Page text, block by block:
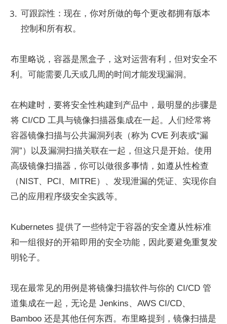
可跟踪性：现在，你对所做的每个更改都拥有版本
控制和所有权。
布里略说，容器是黑盒子，这对运营有利，但对安全不
利。可能需要几天或几周的时间才能发现漏洞。
在构建时，要将安全性构建到产品中，最明显的步骤是
将 CI/CD 工具与镜像扫描器集成在一起。人们经常将
容器镜像扫描与公共漏洞列表（称为 CVE 列表或“漏
洞”）以及漏洞扫描关联在一起，但这只是开始。使用
高级镜像扫描器，你可以做很多事情，如遵从性检查
（NIST、PCI、MITRE）、发现泄漏的凭证、实现你自
己的应用程序级安全实践等。
Kubernetes 提供了一些特定于容器的安全遵从性标准
和一组很好的开箱即用的安全功能，因此要避免重复发
明轮子。
现在最常见的用例是将镜像扫描软件与你的 CI/CD 管
道集成在一起，无论是 Jenkins、AWS CI/CD、
Bamboo 还是其他任何东西。布里略提到，镜像扫描是